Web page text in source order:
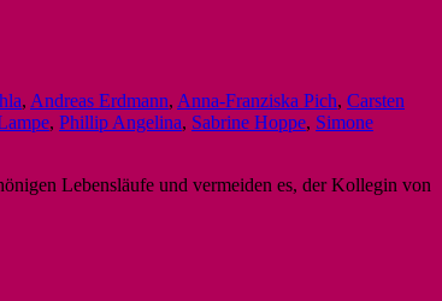
, Andreas Erdmann, Anna-Franziska Pich, Carsten
, Phillip Angelina, Sabrine Hoppe, Simone
Lebensläufe und vermeiden es, der Kollegin von